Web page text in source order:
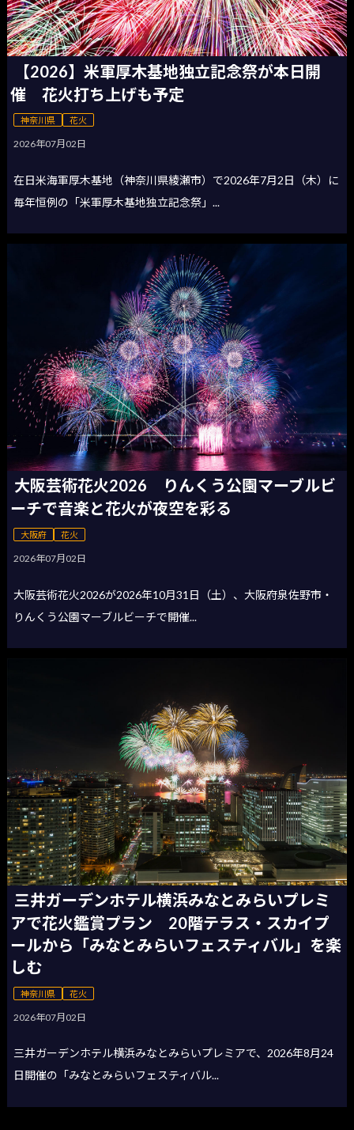
【2026】米軍厚木基地独立記念祭が本日開
催 花火打ち上げも予定
神奈川県 花火
2026年07月02日
在日米海軍厚木基地（神奈川県綾瀬市）で2026年7月2日（木）に
毎年恒例の「米軍厚木基地独立記念祭」...
大阪芸術花火2026 りんくう公園マーブルビ
ーチで音楽と花火が夜空を彩る
大阪府 花火
2026年07月02日
大阪芸術花火2026が2026年10月31日（土）、大阪府泉佐野市・
りんくう公園マーブルビーチで開催...
三井ガーデンホテル横浜みなとみらいプレミ
アで花火鑑賞プラン 20階テラス・スカイプ
ールから「みなとみらいフェスティバル」を楽
しむ
神奈川県 花火
2026年07月02日
三井ガーデンホテル横浜みなとみらいプレミアで、2026年8月24
日開催の「みなとみらいフェスティバル...